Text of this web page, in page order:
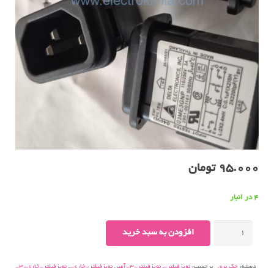
95.000 تومان
4 در انبار
افزودن به سبد خرید